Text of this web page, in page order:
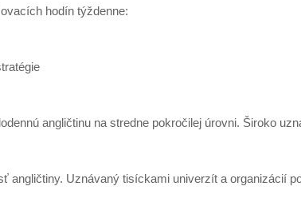
hodín týždenne:
angličtinu na stredne pokročilej úrovni. Široko
angličtiny. Uznávaný tisíckami univerzít a organizácií